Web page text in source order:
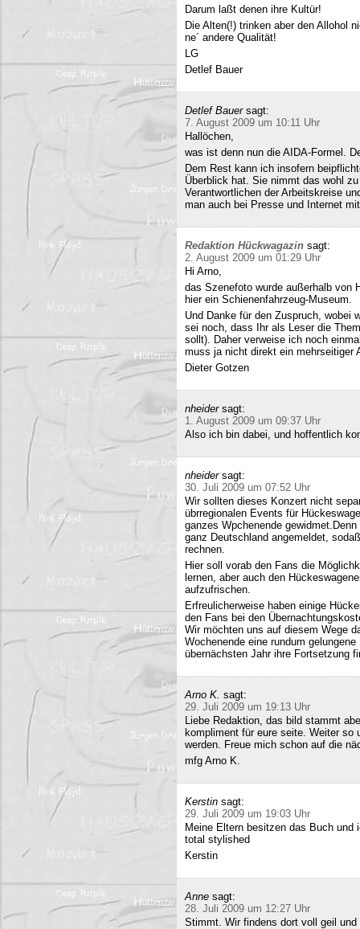
Darum laßt denen ihre Kultür!
Die Alten(!) trinken aber den Allohol
ne´ andere Qualität!
LG
Detlef Bauer
Detlef Bauer sagt:
7. August 2009 um 10:11 Uhr
Hallöchen,
was ist denn nun die AIDA-Formel.
Dem Rest kann ich insofern
Überblick hat. Sie nimmt das wohl
Verantwortlichen der Arbeitskreise
man auch bei Presse und Internet
Redaktion Hückwagazin sagt:
2. August 2009 um 01:29 Uhr
Hi Arno,
das Szenefoto wurde außerhalb von
hier ein Schienenfahrzeug-Museum.
Und Danke für den Zuspruch, wobei
sei noch, dass Ihr als Leser die
sollt). Daher verweise ich noch
muss ja nicht direkt ein mehrseitiger
Dieter Gotzen
nheider sagt:
1. August 2009 um 09:37 Uhr
Also ich bin dabei, und hoffentlich
nheider sagt:
30. Juli 2009 um 07:52 Uhr
Wir sollten dieses Konzert nicht
übrregionalen Events für
ganzes Wpchenende
ganz Deutschland angemeldet,
rechnen.
Hier soll vorab den Fans die
lernen, aber auch den
aufzufrischen.
Erfreulicherweise haben einige
den Fans bei den
Wir möchten uns auf diesem Wege
Wochenende eine rundum
übernächsten Jahr ihre Fortsetzung
Arno K. sagt:
29. Juli 2009 um 19:13 Uhr
Liebe Redaktion, das bild stammt
kompliment für eure seite. Weiter so
werden. Freue mich schon auf die
mfg Arno K.
Kerstin sagt:
29. Juli 2009 um 19:03 Uhr
Meine Eltern besitzen das Buch
total stylished
Kerstin
Anne sagt:
28. Juli 2009 um 12:27 Uhr
Stimmt. Wir findens dort voll geil und